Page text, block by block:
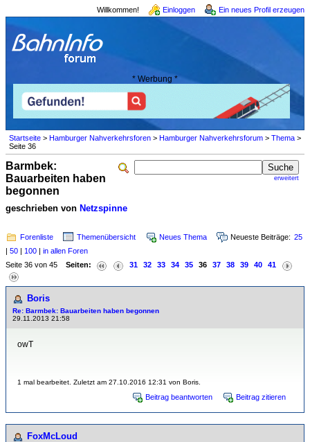
Willkommen! Einloggen Ein neues Profil erzeugen
* Werbung *
Startseite > Hamburger Nahverkehrsforen > Hamburger Nahverkehrsforum > Thema >
Seite 36
erweitert
Barmbek:
Bauarbeiten haben
begonnen
geschrieben von Netzspinne
Forenliste Themenübersicht Neues Thema Neueste Beiträge: 25
| 50 | 100 | in allen Foren
Seite 36 von 45 Seiten: 31 32 33 34 35 36 37 38 39 40 41
Boris
Re: Barmbek: Bauarbeiten haben begonnen
29.11.2013 21:58
owT
1 mal bearbeitet. Zuletzt am 27.10.2016 12:31 von Boris.
Beitrag beantworten Beitrag zitieren
FoxMcLoud